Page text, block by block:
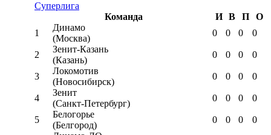
Суперлига
Команда
И В П
О
1
Динамо
(Москва)
0 0 0 0
2
Зенит-Казань
(Казань)
0 0 0 0
3
Локомотив
(Новосибирск)
0 0 0 0
4
Зенит
(Санкт-Петербург)
0 0 0 0
5
Белогорье
(Белгород)
0 0 0 0